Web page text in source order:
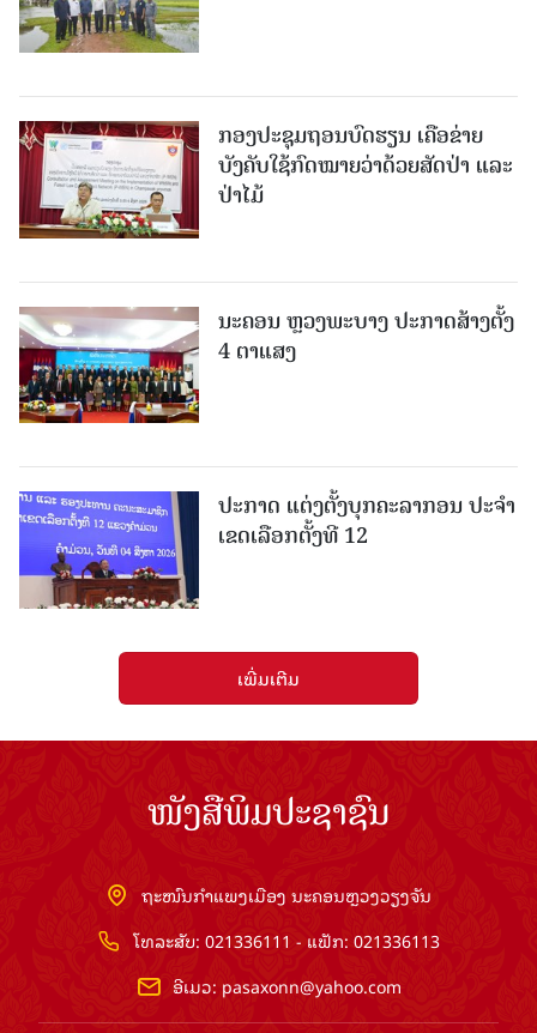
ກອງປະຊຸມຖອນບົດຮຽນ ເຄືອຂ່າຍ
ບັງຄັບໃຊ້ກົດໝາຍວ່າດ້ວຍສັດປ່າ ແລະ
ປ່າໄມ້
ນະຄອນ ຫຼວງພະບາງ ປະ​ກາດ​ສ້າງ​ຕັ້ງ
4 ຕາແສງ
ປະກາດ ແຕ່ງຕັ້ງບຸກຄະລາກອນ ປະຈໍາ
ເຂດເລືອກຕັ້ງທີ 12
ເພີ່ມເຕີມ
ໜັງສືພິມປະຊາຊົນ
ຖະໜົນກຳແພງເມືອງ ນະຄອນຫຼວງວຽງຈັນ
ໂທລະສັບ: 021336111 - ແຟັກ: 021336113
ອີເມວ: pasaxonn@yahoo.com